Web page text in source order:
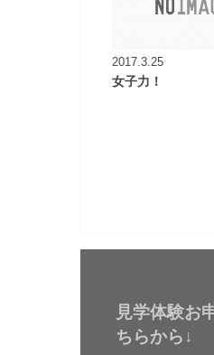
2017.3.25
女子力！
見学体験お
ちらから↓